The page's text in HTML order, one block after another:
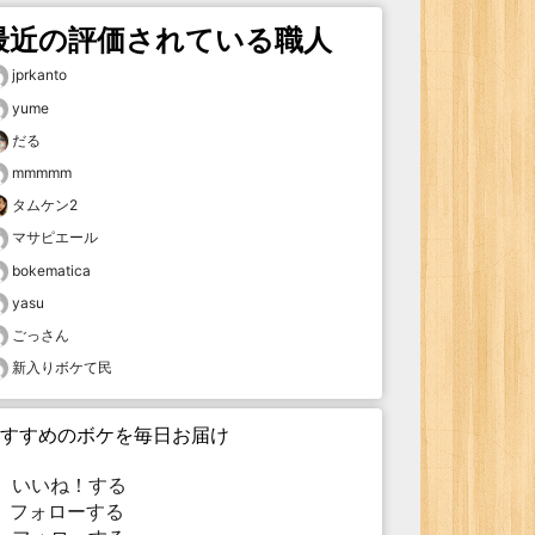
近の評価されている職人
jprkanto
yume
だる
mmmmm
タムケン2
マサピエール
bokematica
yasu
ごっさん
新入りボケて民
すめのボケを毎日お届け
いいね！する
ォローする